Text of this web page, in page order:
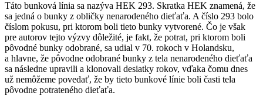
Táto bunková línia sa nazýva HEK 293. Skratka HEK znamená, že
sa jedná o bunky z obličky nenarodeného dieťaťa. A číslo 293 bolo
číslom pokusu, pri ktorom boli tieto bunky vytvorené. Čo je však
pre autorov tejto výzvy dôležité, je fakt, že potrat, pri ktorom boli
pôvodné bunky odobrané, sa udial v 70. rokoch v Holandsku,
a hlavne, že pôvodne odobrané bunky z tela nenarodeného dieťaťa
sa následne upravili a klonovali desiatky rokov, vďaka čomu dnes
už nemôžeme povedať, že by tieto bunkové línie boli časti tela
pôvodne potrateného dieťaťa.